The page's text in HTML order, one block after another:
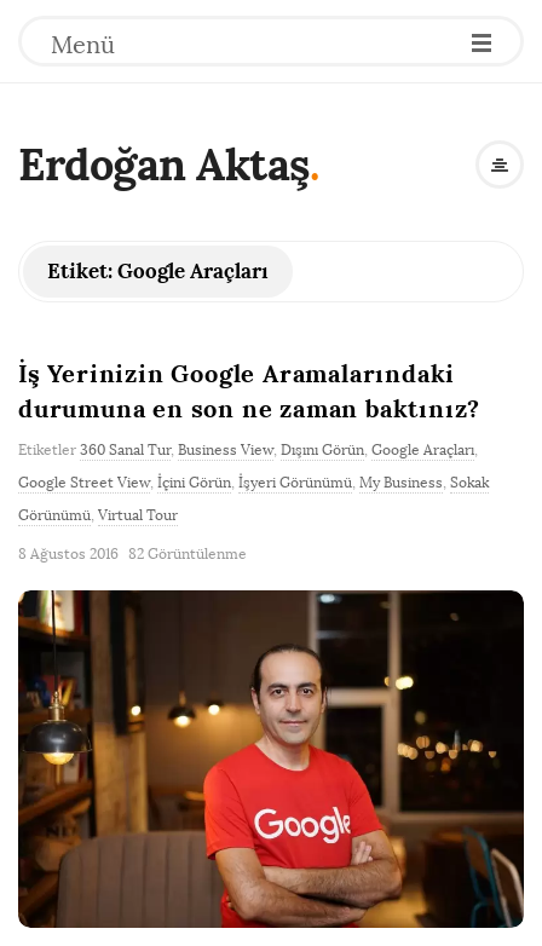
Menü
Erdoğan Aktaş.
Etiket:Google Araçları
İş Yerinizin Google Aramalarındaki
durumuna en son ne zaman baktınız?
Etiketler 360 Sanal Tur, Business View, Dışını Görün, Google Araçları,
Google Street View, İçini Görün, İşyeri Görünümü, My Business, Sokak
Görünümü, Virtual Tour
8 Ağustos 2016 82 Görüntülenme